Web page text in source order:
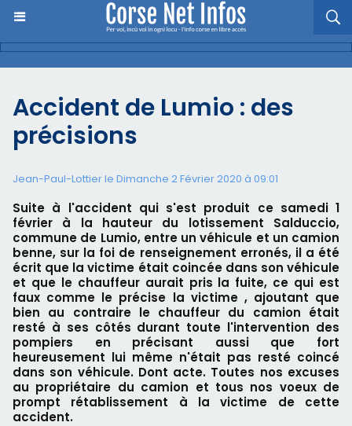
Accident de Lumio : des
précisions
Jean-Paul-Lottier le Dimanche 2 Février 2020 à 09:01
Suite à l'accident qui s'est produit ce samedi 1
février à la hauteur du lotissement Salduccio,
commune de Lumio, entre un véhicule et un camion
benne, sur la foi de renseignement erronés, il a été
écrit que la victime était coincée dans son véhicule
et que le chauffeur aurait pris la fuite, ce qui est
faux comme le précise la victime , ajoutant que
bien au contraire le chauffeur du camion était
resté à ses côtés durant toute l'intervention des
pompiers en précisant aussi que fort
heureusement lui même n'était pas resté coincé
dans son véhicule. Dont acte. Toutes nos excuses
au propriétaire du camion et tous nos voeux de
prompt rétablissement à la victime de cette
accident.